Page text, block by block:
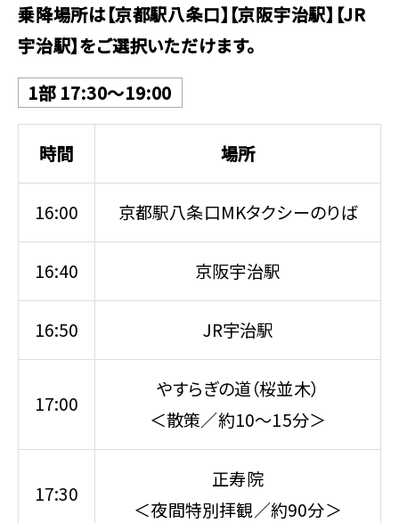
乗降場所は【京都駅八条口】【京阪宇治駅】【JR
宇治駅】をご選択いただけます。
1部 17:30～19:00
時間 場所
16:00 京都駅八条口MKタクシーのりば
16:40 京阪宇治駅
16:50 JR宇治駅
17:00
やすらぎの道（桜並木）
＜散策／約10～15分＞
17:30
正寿院
＜夜間特別拝観／約90分＞